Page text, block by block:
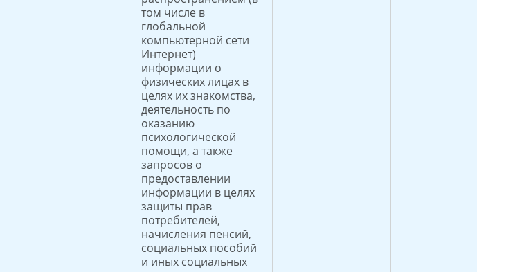
том числе в
глобальной
компьютерной сети
Интернет)
информации о
физических лицах в
целях их знакомства,
деятельность по
оказанию
психологической
помощи, а также
запросов о
предоставлении
информации в целях
защиты прав
потребителей,
начисления пенсий,
социальных пособий
и иных социальных